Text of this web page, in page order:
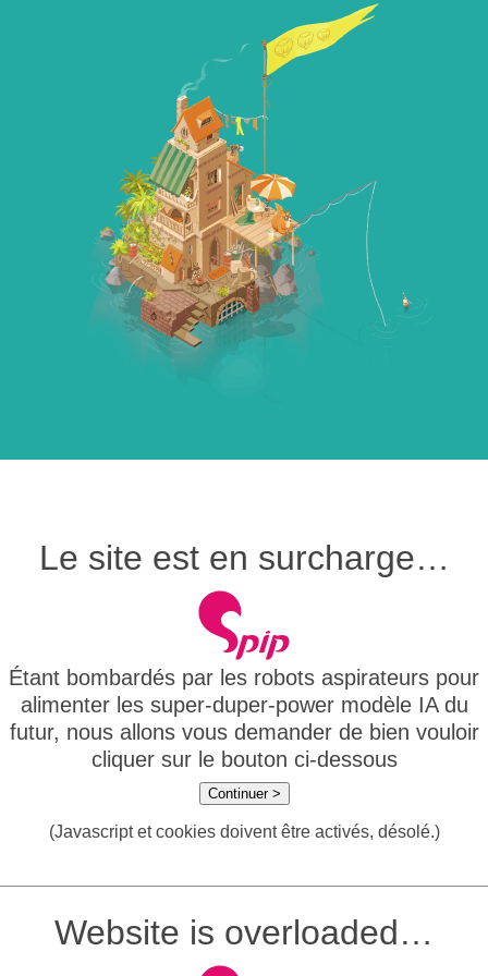
Le site est en surcharge…
Étant bombardés par les robots aspirateurs pour
alimenter les super-duper-power modèle IA du
futur, nous allons vous demander de bien vouloir
cliquer sur le bouton ci-dessous
Continuer >
(Javascript et cookies doivent être activés, désolé.)
Website is overloaded…